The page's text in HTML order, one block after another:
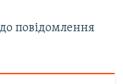
повідомлення